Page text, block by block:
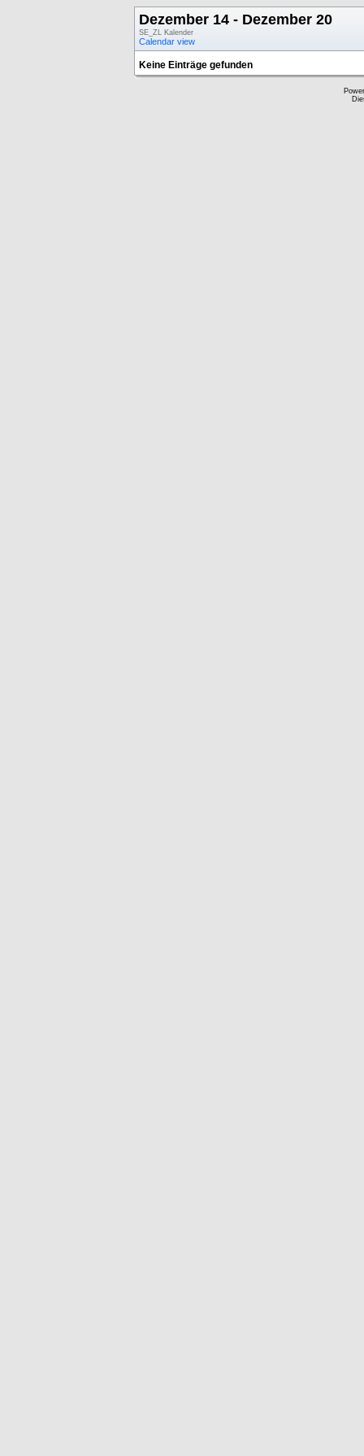
Dezember 14 - Dezember 20
SE_ZL Kalender
Calendar view
Keine Einträge gefunden